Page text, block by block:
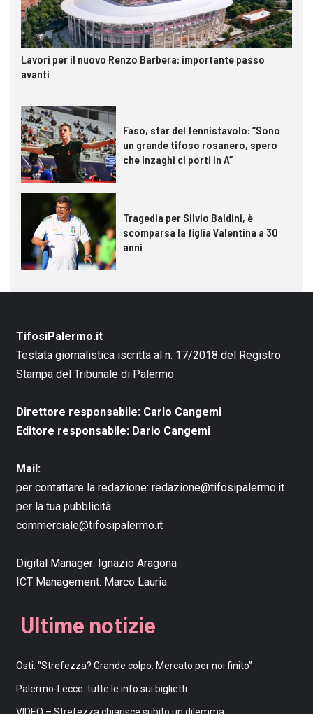
Lavori per il nuovo Renzo Barbera: importante passo
avanti
Faso, star del tennistavolo: “Sono
un grande tifoso rosanero, spero
che Inzaghi ci porti in A”
Tragedia per Silvio Baldini, è
scomparsa la figlia Valentina a 30
anni
TifosiPalermo.it
Testata giornalistica iscritta al n. 17/2018 del Registro
Stampa del Tribunale di Palermo
Direttore responsabile: Carlo Cangemi
Editore responsabile: Dario Cangemi
Mail:
per contattare la redazione: redazione@tifosipalermo.it
per la tua pubblicità:
commerciale@tifosipalermo.it
Digital Manager: Ignazio Aragona
ICT Management: Marco Lauria
Ultime notizie
Osti: “Strefezza? Grande colpo. Mercato per noi finito”
Palermo-Lecce: tutte le info sui biglietti